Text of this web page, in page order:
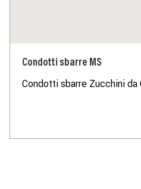
Condotti sbarre MS
Condotti sbarre Zucchini da